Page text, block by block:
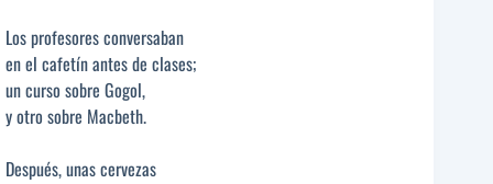
Los profesores conversaban
en el cafetín antes de clases;
un curso sobre Gogol,
y otro sobre Macbeth.
Después, unas cervezas